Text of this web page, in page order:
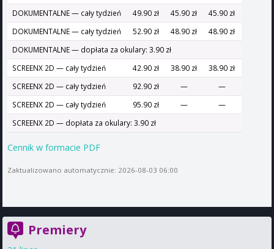
DOKUMENTALNE — cały tydzień
49.90 zł 45.90 zł
45.90 zł
DOKUMENTALNE — cały tydzień
52.90 zł 48.90 zł
48.90 zł
DOKUMENTALNE — dopłata za okulary: 3.90 zł
SCREENX 2D — cały tydzień
42.90 zł 38.90 zł
38.90 zł
SCREENX 2D — cały tydzień
92.90 zł —
—
SCREENX 2D — cały tydzień
95.90 zł —
—
SCREENX 2D — dopłata za okulary: 3.90 zł
Cennik w formacie PDF
Zaktualizowano automatycznie: 2026-08-03 06:00
Premiery